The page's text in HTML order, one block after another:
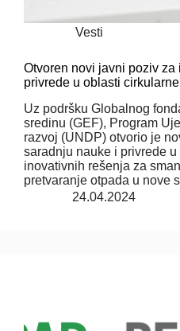
Vesti
Otvoren novi javni poziv za
privrede u oblasti
Uz podršku Globalnog
sredinu (GEF), Program
razvoj (UNDP) otvorio je
saradnju nauke i privrede
inovativnih rešenja za
pretvaranje otpada u nove
24.04.2024